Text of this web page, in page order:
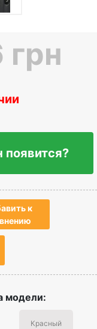
появится?
к
модели:
Красный